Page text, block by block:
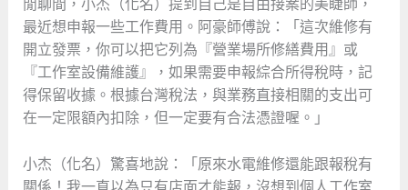
閒聊間，小杰（化名）提到自己是自由接案的美睫師，
最近想申報一些工作費用。阿豪師傅說：「這次維修有
開立發票，你可以把它列為『營業場所修繕費用』或
『工作室設備維護』，如果需要申報綜合所得稅時，記
得保留收據。根據台灣稅法，與業務直接相關的支出可
在一定限額內扣除，但一定要有合法憑證喔。」
小杰（化名）驚喜地說：「原來水電維修還能跟報稅有
關係！我一直以為只有店面才能報，沒想到個人工作室